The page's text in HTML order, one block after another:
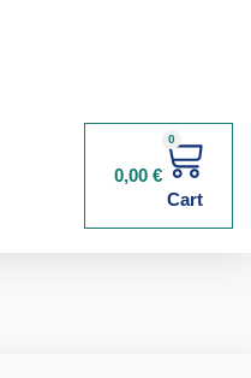
0,00 €
0
Cart